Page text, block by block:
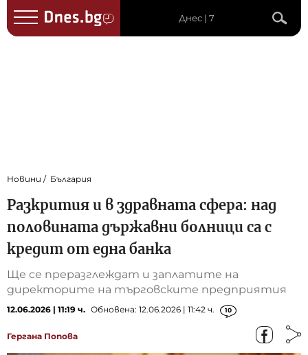
Днес | 7
Новини България
Разкрития и в здравната сфера: над
половината държавни болници са с
кредит от една банка
Ще се преразглеждат и заплатите на
директорите на търговските предприятия
12.06.2026 | 11:19 ч. Обновена: 12.06.2026 | 11:42 ч. 10
Гергана Попова